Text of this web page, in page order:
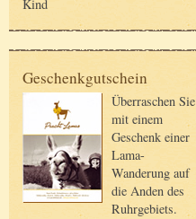
Kind
Geschenkgutschein
Überraschen Sie
mit einem
Geschenk einer
Lama-
Wanderung auf
die Anden des
Ruhrgebiets.